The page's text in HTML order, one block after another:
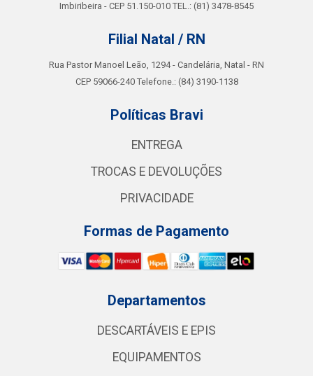
Imbiribeira - CEP 51.150-010 TEL.: (81) 3478-8545
Filial Natal / RN
Rua Pastor Manoel Leão, 1294 - Candelária, Natal - RN
CEP 59066-240 Telefone.: (84) 3190-1138
Políticas Bravi
ENTREGA
TROCAS E DEVOLUÇÕES
PRIVACIDADE
Formas de Pagamento
Departamentos
DESCARTÁVEIS E EPIS
EQUIPAMENTOS